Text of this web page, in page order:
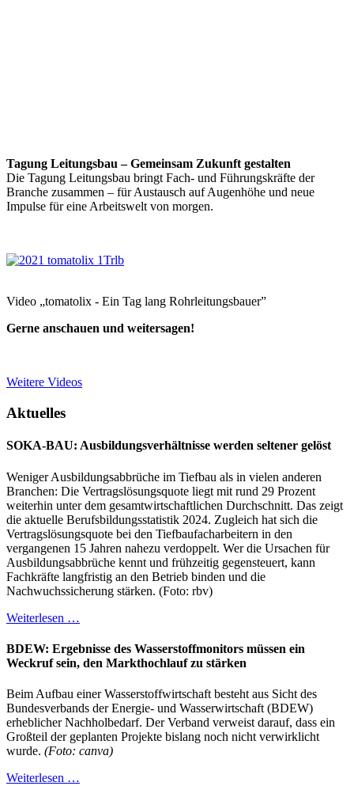
Tagung Leitungsbau – Gemeinsam Zukunft gestalten
Die Tagung Leitungsbau bringt Fach- und Führungskräfte der
Branche zusammen – für Austausch auf Augenhöhe und neue
Impulse für eine Arbeitswelt von morgen.
Video „tomatolix - Ein Tag lang Rohrleitungsbauer”
Gerne anschauen und weitersagen!
Weitere Videos
Aktuelles
SOKA-BAU: Ausbildungsverhältnisse werden seltener gelöst
Weniger Ausbildungsabbrüche im Tiefbau als in vielen anderen
Branchen: Die Vertragslösungsquote liegt mit rund 29 Prozent
weiterhin unter dem gesamtwirtschaftlichen Durchschnitt. Das zeigt
die aktuelle Berufsbildungsstatistik 2024. Zugleich hat sich die
Vertragslösungsquote bei den Tiefbaufacharbeitern in den
vergangenen 15 Jahren nahezu verdoppelt. Wer die Ursachen für
Ausbildungsabbrüche kennt und frühzeitig gegensteuert, kann
Fachkräfte langfristig an den Betrieb binden und die
Nachwuchssicherung stärken. (Foto: rbv)
Weiterlesen …
BDEW: Ergebnisse des Wasserstoffmonitors müssen ein
Weckruf sein, den Markthochlauf zu stärken
Beim Aufbau einer Wasserstoffwirtschaft besteht aus Sicht des
Bundesverbands der Energie- und Wasserwirtschaft (BDEW)
erheblicher Nachholbedarf. Der Verband verweist darauf, dass ein
Großteil der geplanten Projekte bislang noch nicht verwirklicht
wurde. (Foto: canva)
Weiterlesen …